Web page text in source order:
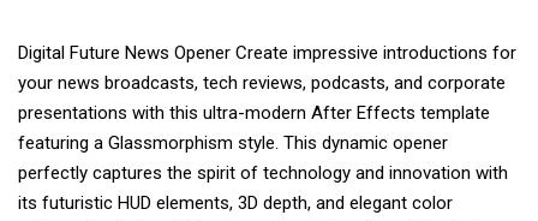
Digital Future News Opener Create impressive introductions for
your news broadcasts, tech reviews, podcasts, and corporate
presentations with this ultra-modern After Effects template
featuring a Glassmorphism style. This dynamic opener
perfectly captures the spirit of technology and innovation with
its futuristic HUD elements, 3D depth, and elegant color